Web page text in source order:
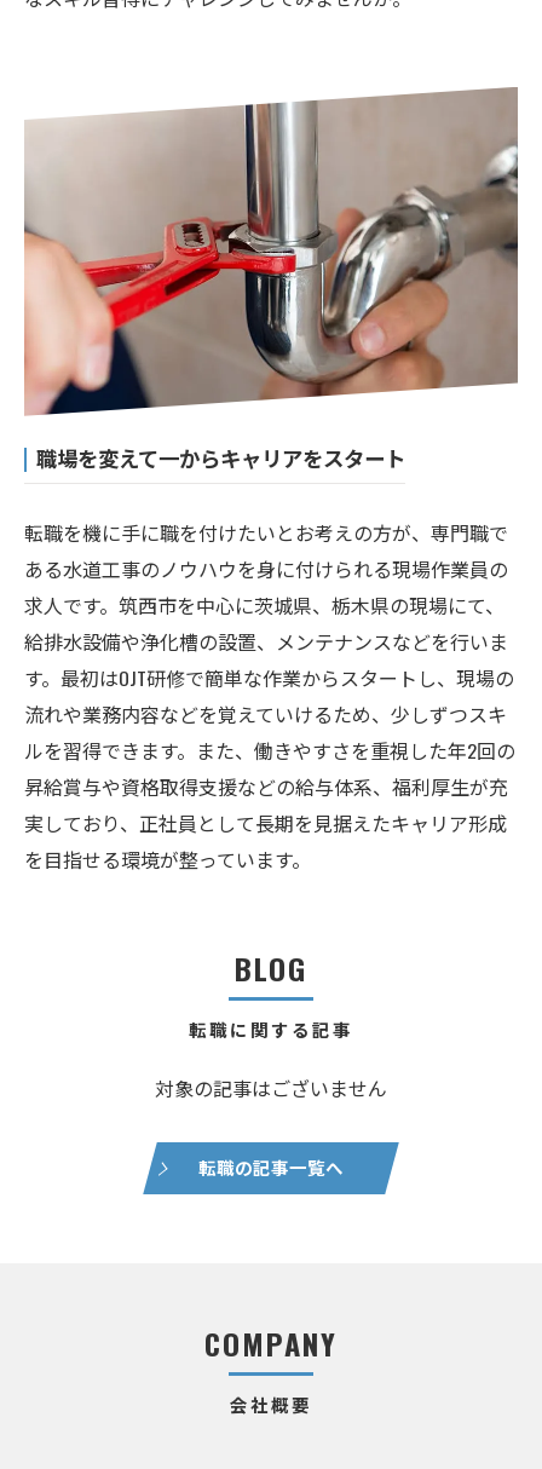
職場を変えて一からキャリアをスタート
転職を機に手に職を付けたいとお考えの方が、専門職で
ある水道工事のノウハウを身に付けられる現場作業員の
求人です。筑西市を中心に茨城県、栃木県の現場にて、
給排水設備や浄化槽の設置、メンテナンスなどを行いま
す。最初はOJT研修で簡単な作業からスタートし、現場の
流れや業務内容などを覚えていけるため、少しずつスキ
ルを習得できます。また、働きやすさを重視した年2回の
昇給賞与や資格取得支援などの給与体系、福利厚生が充
実しており、正社員として長期を見据えたキャリア形成
を目指せる環境が整っています。
BLOG
転職に関する記事
対象の記事はございません
転職の記事一覧へ
COMPANY
会社概要